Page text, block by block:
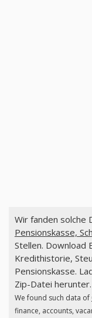
Wir fanden solche
Pensionskasse,
Stellen. Download
Kredithistorie,
Pensionskasse.
Zip-Datei herunter.
We found such data of
finance, accounts,